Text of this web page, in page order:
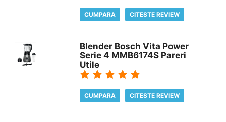
CUMPARA CITESTE REVIEW
Blender Bosch Vita Power
Serie 4 MMB6174S Pareri
Utile
CUMPARA CITESTE REVIEW